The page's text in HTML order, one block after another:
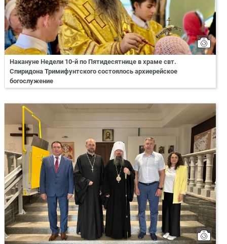
Накануне Недели 10-й по Пятидесятнице в храме свт.
Спиридона Тримифунтского состоялось архиерейское
богослужение